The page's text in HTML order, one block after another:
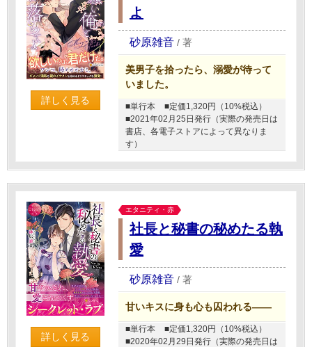
詳しく見る
よ
砂原雑音 / 著
美男子を拾ったら、溺愛が待って
いました。
■単行本
■定価1,320円（10%税込）
■2021年02月25日発行（実際の発売日は
書店、各電子ストアによって異なりま
す）
詳しく見る
エタニティ・赤
社長と秘書の秘めたる執
愛
砂原雑音 / 著
甘いキスに身も心も囚われる――
■単行本
■定価1,320円（10%税込）
■2020年02月29日発行（実際の発売日は